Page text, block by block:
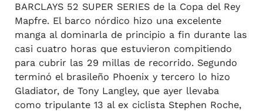
BARCLAYS 52 SUPER SERIES de la Copa del Rey
Mapfre. El barco nórdico hizo una excelente
manga al dominarla de principio a fin durante las
casi cuatro horas que estuvieron compitiendo
para cubrir las 29 millas de recorrido. Segundo
terminó el brasileño Phoenix y tercero lo hizo
Gladiator, de Tony Langley, que ayer llevaba
como tripulante 13 al ex ciclista Stephen Roche,